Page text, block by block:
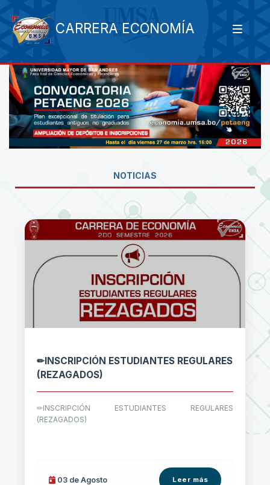
CARRERA ECONOMÍA
NOTICIAS
✏INSCRIPCIÓN ESTUDIANTES REGULARES
(REZAGADOS)
✏INSCRIPCIÓN ESTUDIANTES REGULARES
(REZAGADOS)
03 de Agosto Leer más